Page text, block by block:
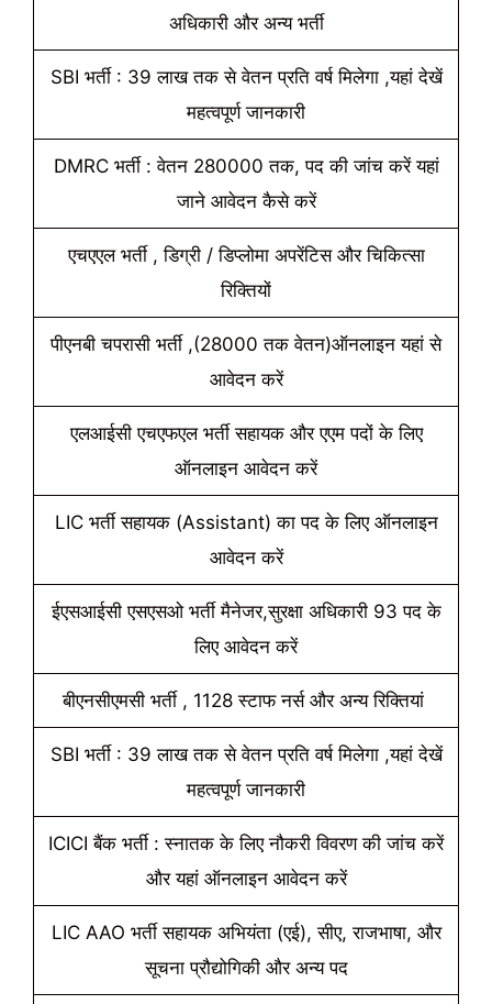
अधिकारी और अन्य भर्ती
SBI भर्ती : 39 लाख तक से वेतन प्रति वर्ष मिलेगा ,यहां देखें
महत्वपूर्ण जानकारी
DMRC भर्ती : वेतन 280000 तक, पद की जांच करें यहां
जाने आवेदन कैसे करें
एचएएल भर्ती , डिग्री / डिप्लोमा अपरेंटिस और चिकित्सा
रिक्तियों
पीएनबी चपरासी भर्ती ,(28000 तक वेतन)ऑनलाइन यहां से
आवेदन करें
एलआईसी एचएफएल भर्ती सहायक और एएम पदों के लिए
ऑनलाइन आवेदन करें
LIC भर्ती सहायक (Assistant) का पद के लिए ऑनलाइन
आवेदन करें
ईएसआईसी एसएसओ भर्ती मैनेजर,सुरक्षा अधिकारी 93 पद के
लिए आवेदन करें
बीएनसीएमसी भर्ती , 1128 स्टाफ नर्स और अन्य रिक्तियां
SBI भर्ती : 39 लाख तक से वेतन प्रति वर्ष मिलेगा ,यहां देखें
महत्वपूर्ण जानकारी
ICICI बैंक भर्ती : स्नातक के लिए नौकरी विवरण की जांच करें
और यहां ऑनलाइन आवेदन करें
LIC AAO भर्ती सहायक अभियंता (एई), सीए, राजभाषा, और
सूचना प्रौद्योगिकी और अन्य पद